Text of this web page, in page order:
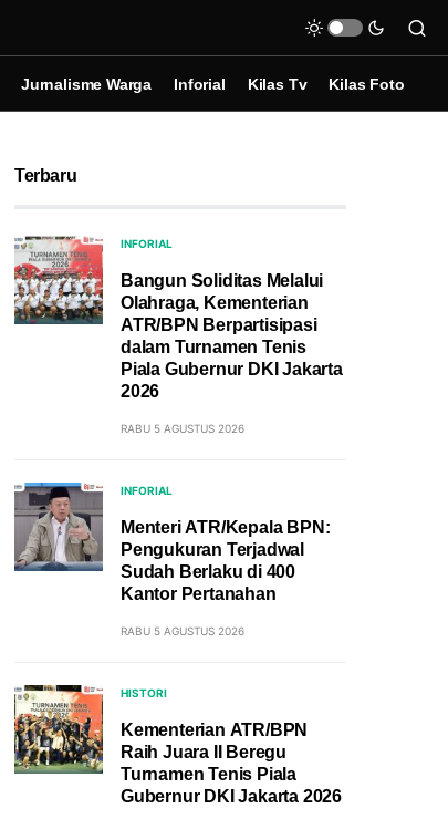
Jurnalisme Warga Inforial Kilas Tv Kilas Foto
Terbaru
INFORIAL
Bangun Soliditas Melalui
Olahraga, Kementerian
ATR/BPN Berpartisipasi
dalam Turnamen Tenis
Piala Gubernur DKI Jakarta
2026
RABU 5 AGUSTUS 2026
INFORIAL
Menteri ATR/Kepala BPN:
Pengukuran Terjadwal
Sudah Berlaku di 400
Kantor Pertanahan
RABU 5 AGUSTUS 2026
HISTORI
Kementerian ATR/BPN
Raih Juara II Beregu
Turnamen Tenis Piala
Gubernur DKI Jakarta 2026